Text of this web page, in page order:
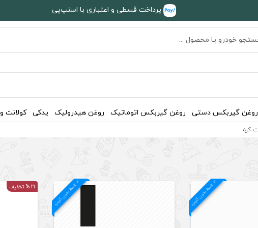
پرداخت قسطی و اعتباری با اسنپ‌پی
روغن گیربکس دستی روغن گیربکس اتوماتیک روغن هیدرولیک یدکی کولانت
4
ق
س
ط
بد
و
ن
ک
ارم
ز
د 4
ق
س
ط
بد
و
ن
ک
ارم
ز
د
21 % تخفیف